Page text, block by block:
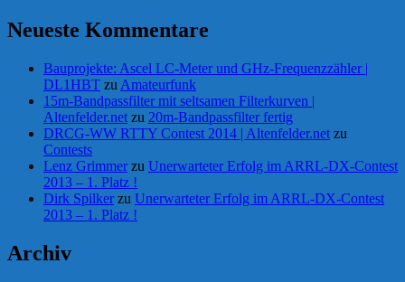
Neueste Kommentare
Bauprojekte: Ascel LC-Meter und GHz-Frequenzzähler |
DL1HBT zu Amateurfunk
15m-Bandpassfilter mit seltsamen Filterkurven |
Altenfelder.net zu 20m-Bandpassfilter fertig
DRCG-WW RTTY Contest 2014 | Altenfelder.net zu
Contests
Lenz Grimmer zu Unerwarteter Erfolg im ARRL-DX-Contest
2013 – 1. Platz !
Dirk Spilker zu Unerwarteter Erfolg im ARRL-DX-Contest
2013 – 1. Platz !
Archiv